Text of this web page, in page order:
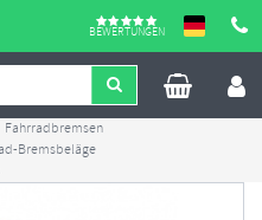
BEWERTUNGEN
Fahrradbremsen
Bremsbeläge